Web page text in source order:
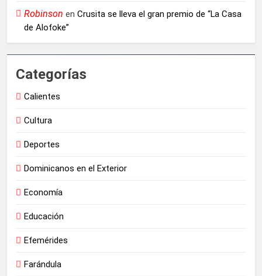
Robinson en Crusita se lleva el gran premio de “La Casa
de Alofoke”
Categorías
Calientes
Cultura
Deportes
Dominicanos en el Exterior
Economía
Educación
Efemérides
Farándula